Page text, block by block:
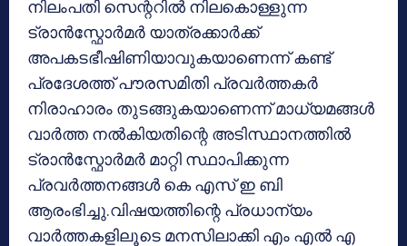
നിലംപതി സെന്ററില്‍ നിലകൊള്ളുന്ന
ട്രാന്‍സ്ഫോര്‍മര്‍ യാത്രക്കാര്‍ക്ക്
അപകടഭീഷിണിയാവുകയാണെന്ന് കണ്ട്
പ്രദേശത്ത് പൗരസമിതി പ്രവര്‍ത്തകര്‍
നിരാഹാരം തുടങ്ങുകയാണെന്ന് മാധ്യമങ്ങള്‍
വാര്‍ത്ത നല്‍കിയതിന്റെ അടിസ്ഥാനത്തില്‍
ട്രാന്‍സ്ഫോര്‍മര്‍ മാറ്റി സ്ഥാപിക്കുന്ന
പ്രവര്‍ത്തനങ്ങള്‍ കെ എസ് ഇ ബി
ആരംഭിച്ചു.വിഷയത്തിന്റെ പ്രധാന്യം
വാര്‍ത്തകളിലൂടെ മനസിലാക്കി എം എല്‍ എ